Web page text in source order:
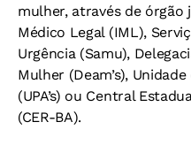
mulher, através de
Médico Legal (IML),
Urgência (Samu),
Mulher (Deam’s),
(UPA’s) ou Central
(CER-BA).